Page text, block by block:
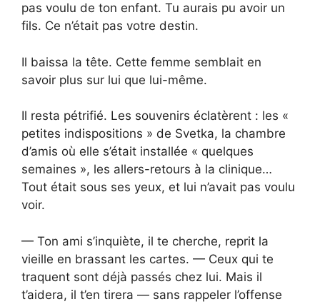
pas voulu de ton enfant. Tu aurais pu avoir un
fils. Ce n’était pas votre destin.
Il baissa la tête. Cette femme semblait en
savoir plus sur lui que lui-même.
Il resta pétrifié. Les souvenirs éclatèrent : les «
petites indispositions » de Svetka, la chambre
d’amis où elle s’était installée « quelques
semaines », les allers-retours à la clinique…
Tout était sous ses yeux, et lui n’avait pas voulu
voir.
— Ton ami s’inquiète, il te cherche, reprit la
vieille en brassant les cartes. — Ceux qui te
traquent sont déjà passés chez lui. Mais il
t’aidera, il t’en tirera — sans rappeler l’offense